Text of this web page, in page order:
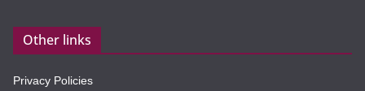
Other links
Privacy Policies